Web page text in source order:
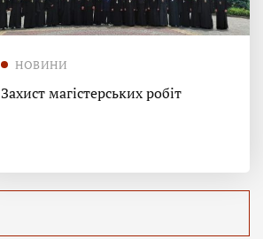
НОВИНИ
Захист магістерських робіт